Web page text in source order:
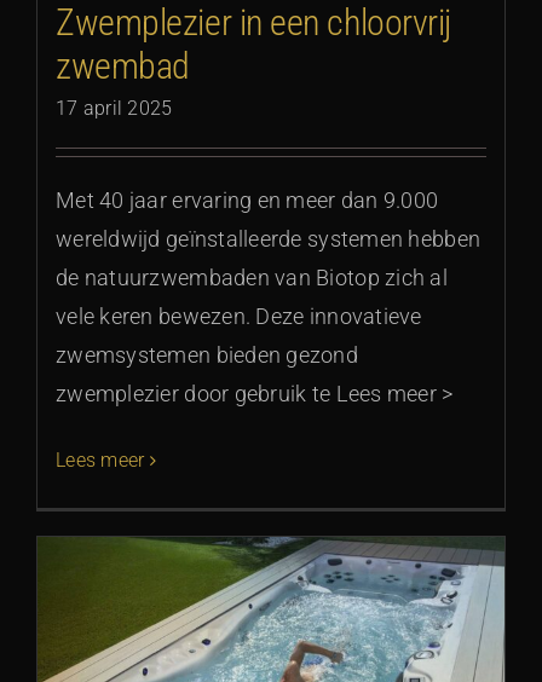
Zwemplezier in een chloorvrij
zwembad
17 april 2025
Met 40 jaar ervaring en meer dan 9.000
wereldwijd geïnstalleerde systemen hebben
de natuurzwembaden van Biotop zich al
vele keren bewezen. Deze innovatieve
zwemsystemen bieden gezond
zwemplezier door gebruik te Lees meer >
Lees meer